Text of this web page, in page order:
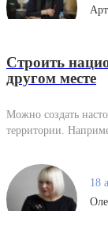
Строить
другом месте
Можно создать
территории.
18